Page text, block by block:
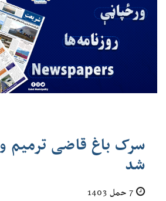
سرک باغ قاضی ترمیم
شد